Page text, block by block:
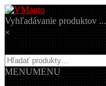
Preskočiť
na
navigáciu
Preskočiť
na
obsah
Vyhľadávanie produktov ...
×
Hľadať:
MENUMENU